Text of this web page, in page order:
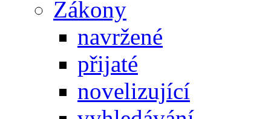
Zákony
navržené
přijaté
novelizující